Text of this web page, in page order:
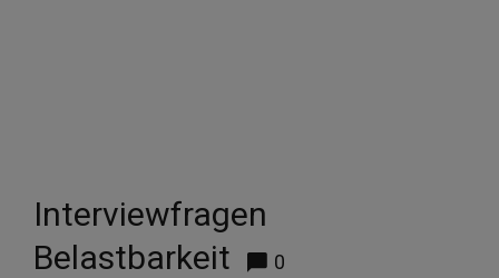
Interviewfragen
Belastbarkeit
0